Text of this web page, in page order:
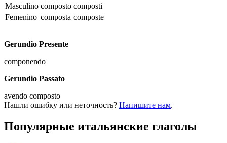
Masculino composto composti
Femenino composta composte
Gerundio Presente
componendo
Gerundio Passato
avendo composto
Нашли ошибку или неточность? Напишите нам.
Популярные итальянские глаголы